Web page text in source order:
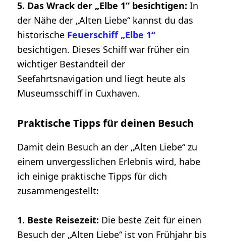
5. Das Wrack der „Elbe 1“ besichtigen: In
der Nähe der „Alten Liebe“ kannst du das
historische Feuerschiff „Elbe 1“
besichtigen. Dieses Schiff war früher ein
wichtiger Bestandteil der
Seefahrtsnavigation und liegt heute als
Museumsschiff in Cuxhaven.
Praktische Tipps für deinen Besuch
Damit dein Besuch an der „Alten Liebe“ zu
einem unvergesslichen Erlebnis wird, habe
ich einige praktische Tipps für dich
zusammengestellt:
1. Beste Reisezeit: Die beste Zeit für einen
Besuch der „Alten Liebe“ ist von Frühjahr bis